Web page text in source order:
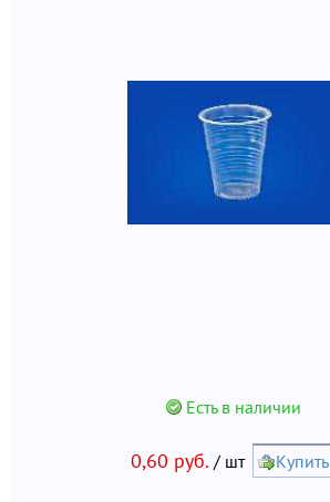
Есть в наличии
0,60 руб. / шт Купить